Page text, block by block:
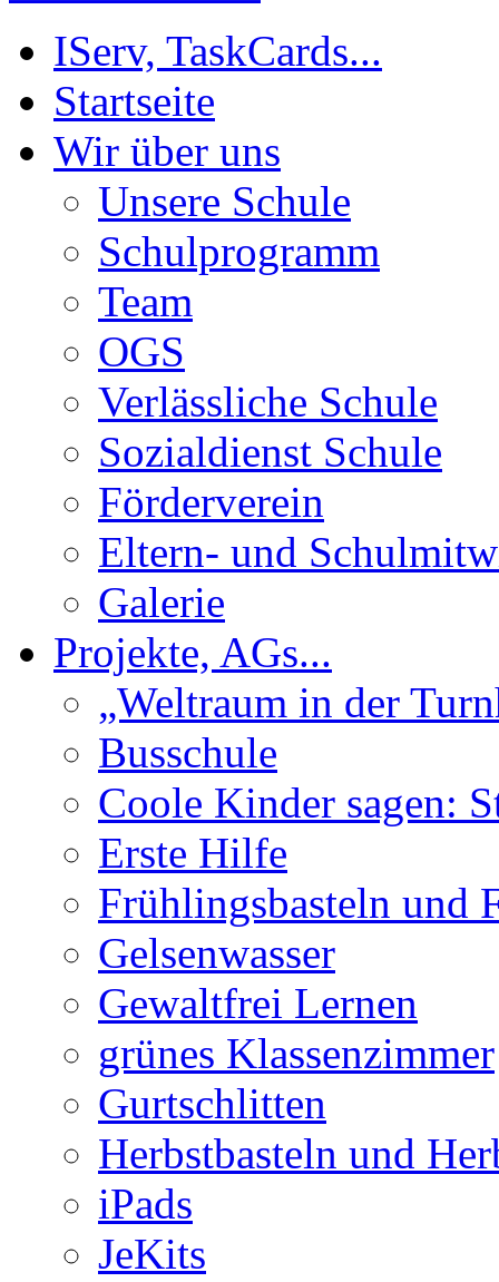
IServ, TaskCards...
Startseite
Wir über uns
Unsere Schule
Schulprogramm
Team
OGS
Verlässliche Schule
Sozialdienst Schule
Förderverein
Eltern- und
Galerie
Projekte, AGs...
„Weltraum in der
Busschule
Coole Kinder sagen:
Erste Hilfe
Frühlingsbasteln und
Gelsenwasser
Gewaltfrei Lernen
grünes Klassenzimmer
Gurtschlitten
Herbstbasteln und
iPads
JeKits